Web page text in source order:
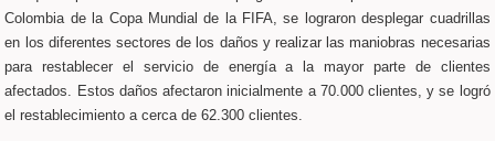
Colombia de la Copa Mundial de la FIFA, se lograron desplegar cuadrillas
en los diferentes sectores de los daños y realizar las maniobras necesarias
para restablecer el servicio de energía a la mayor parte de clientes
afectados. Estos daños afectaron inicialmente a 70.000 clientes, y se logró
el restablecimiento a cerca de 62.300 clientes.